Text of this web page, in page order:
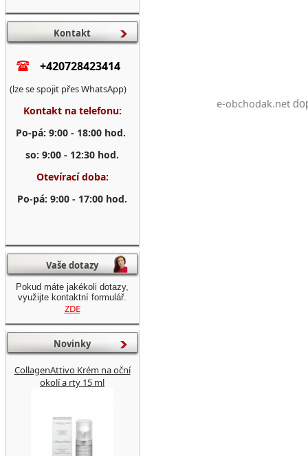
e-obchodak.net
Kontakt
+420728423414
(lze se spojit přes WhatsApp)
Kontakt na telefonu:
Po-pá: 9:00 - 18:00 hod.
so: 9:00 - 12:30 hod.
Otevírací doba:
Po-pá: 9:00 - 17:00 hod.
Vaše dotazy
Pokud máte jakékoli dotazy,
využijte kontaktní formulář.
ZDE
Novinky
CollagenAttivo Krém na oční
okolí a rty 15 ml